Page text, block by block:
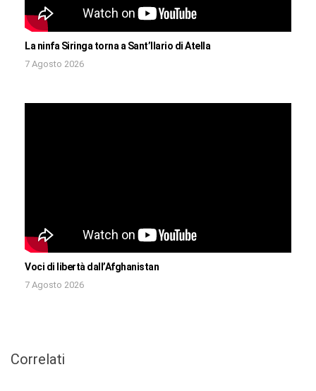
La ninfa Siringa torna a Sant’Ilario di Atella
7 Agosto 2026
Voci di libertà dall’Afghanistan
7 Agosto 2026
Correlati